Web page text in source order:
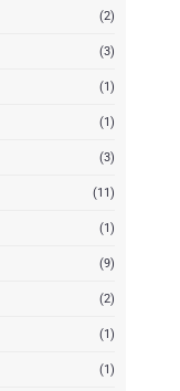
(2)
(3)
(1)
(1)
(3)
(11)
(1)
(9)
(2)
(1)
(1)